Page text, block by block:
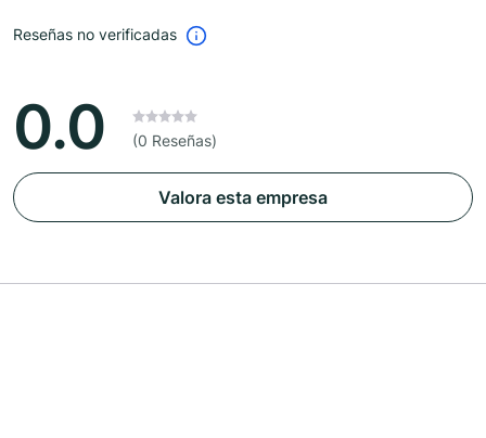
Reseñas no verificadas
0.0 (0 Reseñas)
Valora esta empresa